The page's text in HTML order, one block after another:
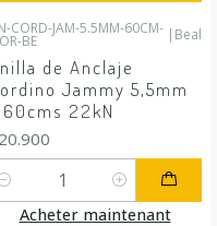
CORD-JAM-5.5MM-60CM-
BE | Beal
de Anclaje
Jammy 5,5mm
22kN
Acheter maintenant